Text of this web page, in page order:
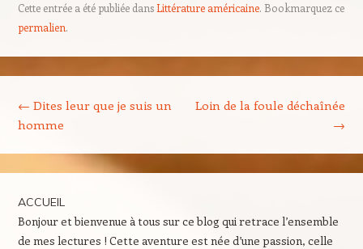
Cette entrée a été publiée dansLittérature américaine. Bookmarquez ce
permalien.
← Dites leur que je suis un
homme
Loin de la foule déchaînée
→
ACCUEIL
Bonjour et bienvenue à tous sur ce blog qui retrace l’ensemble
de mes lectures ! Cette aventure est née d’une passion, celle